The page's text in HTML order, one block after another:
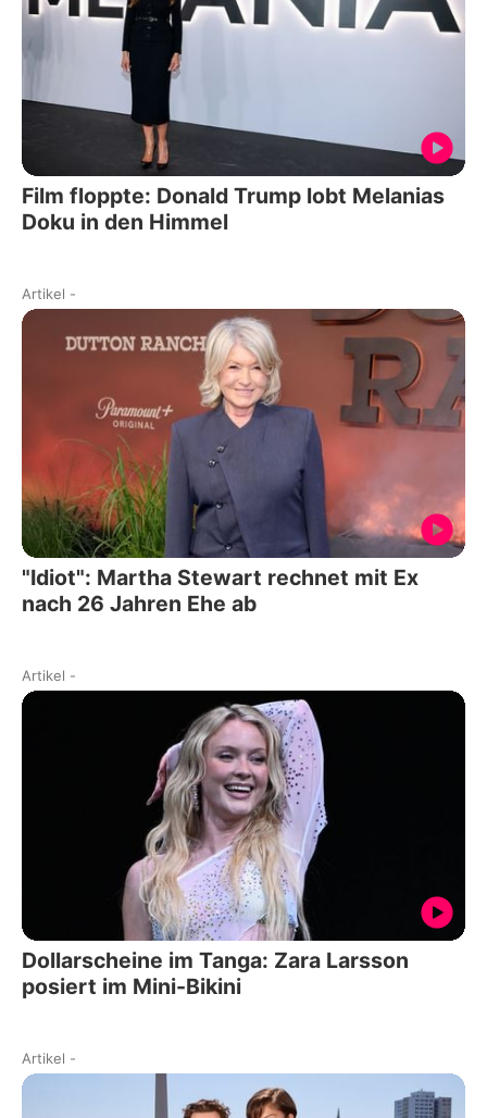
Film floppte: Donald Trump lobt Melanias
Doku in den Himmel
Artikel -
"Idiot": Martha Stewart rechnet mit Ex
nach 26 Jahren Ehe ab
Artikel -
Dollarscheine im Tanga: Zara Larsson
posiert im Mini-Bikini
Artikel -